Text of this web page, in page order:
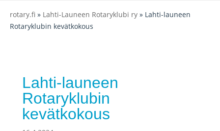
rotary.fi » Lahti-Launeen Rotaryklubi ry » Lahti-launeen
Rotaryklubin kevätkokous
Lahti-launeen
Rotaryklubin
kevätkokous